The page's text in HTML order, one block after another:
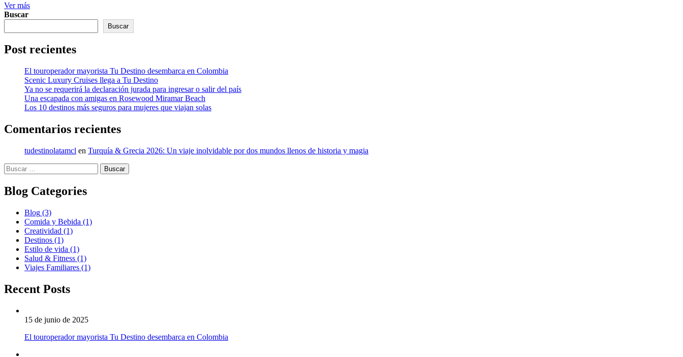
Ver más
Buscar
Buscar
Post recientes
El touroperador mayorista Tu Destino desembarca en Colombia
Scenic Luxury Cruises llega a Tu Destino
Ya no se requerirá la declaración jurada para ingresar o salir del país
Una escapada con amigas en Rosewood Miramar Beach
Los 10 destinos más seguros para mujeres que viajan solas
Comentarios recientes
tudestinolatamcl en Turquía & Grecia 2026: Un viaje inolvidable por dos mundos llenos de historia y magia
Buscar:
Blog Categories
Blog (3)
Comida y Bebida (1)
Creatividad (1)
Destinos (1)
Estilo de vida (1)
Salud & Fitness (1)
Viajes Familiares (1)
Recent Posts
15 de junio de 2025
El touroperador mayorista Tu Destino desembarca en Colombia